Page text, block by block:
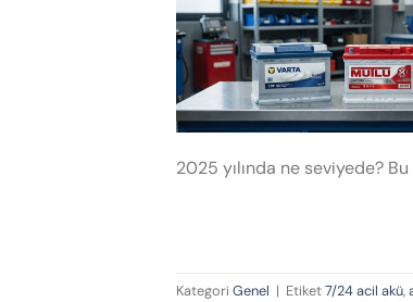
2025 yılında ne seviyede?
Kategori Genel | Etiket7/24 acil akü,